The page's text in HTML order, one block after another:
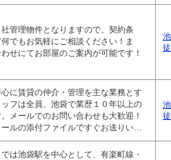
管理物件となりますので、契約条
でもお気軽にご相談ください！ま
せにてお部屋のご案内が可能です！
に賃貸の仲介・管理を主な業務とす
フは全員、池袋で業歴１０年以上の
メールでのお問い合わせも大歓迎！
ルの添付ファイルですぐお送りい…
では池袋駅を中心として、有楽町線・